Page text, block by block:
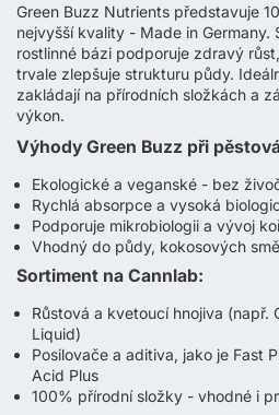
Green Buzz Nutrients představuje
nejvyšší kvality - Made in Germany.
rostlinné bázi podporuje zdravý
trvale zlepšuje strukturu půdy.
zakládají na přírodních složkách a
výkon.
Výhody Green Buzz při
Ekologické a veganské - bez
Rychlá absorpce a vysoká
Podporuje mikrobiologii a vývoj
Vhodný do půdy, kokosových
Sortiment na Cannlab:
Růstová a kvetoucí hnojiva (např.
Liquid)
Posilovače a aditiva, jako je Fast
Acid Plus
100% přírodní složky - vhodné i